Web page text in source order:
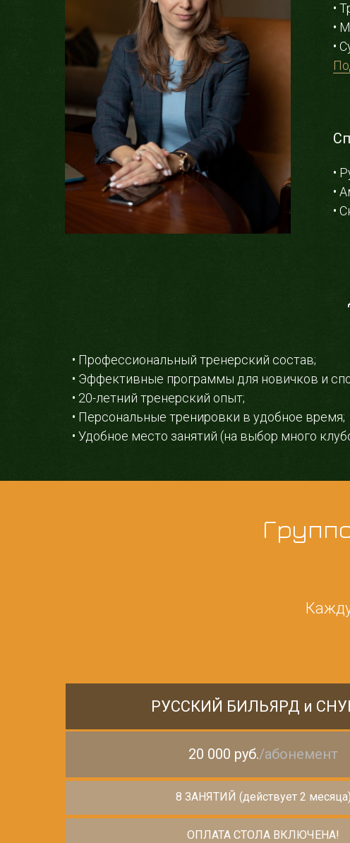
•
•
•
•
•
•
• Профессиональный тренерский состав;
• Эффективные программы для новичков и
• 20-летний тренерский опыт;
• Персональные тренировки в удобное время;
• Удобное место занятий (на выбор много
РУССКИЙ БИЛЬЯРД и
20 000 руб./абонемент
ОПЛАТА СТОЛА ВКЛЮЧЕНА!
8 ЗАНЯТИЙ (действует 2 месяца)